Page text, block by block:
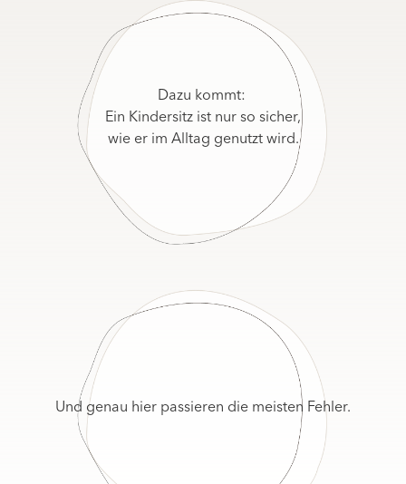
Dazu kommt:
Ein Kindersitz ist nur so sicher,
wie er im Alltag genutzt wird.
Und genau hier passieren die meisten Fehler.